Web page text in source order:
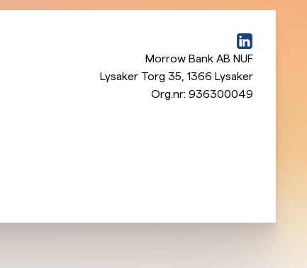
Morrow Bank AB NUF
Lysaker Torg 35 1366 Lysaker
Org.nr: 936300049